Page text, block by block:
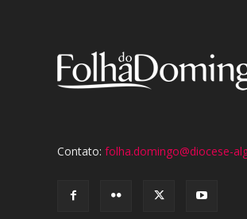
Contato: folha.domingo@diocese-